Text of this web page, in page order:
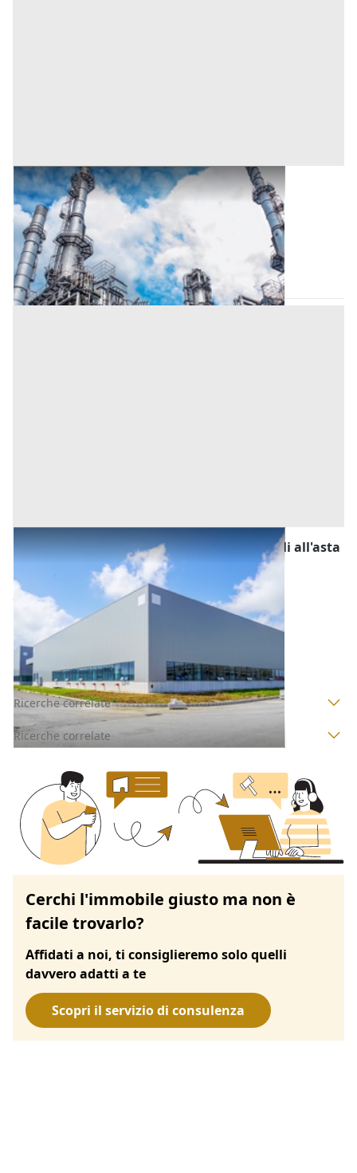
Opificio Industriale all'asta a Nuoro
Tortolì (Nuoro)
Offerta minima
6.621.192,37 € 8.828.256,50 €
Codice asta:CT142422
Asta chiusa
Fabbricati Costruiti per Esigenze Industriali all'asta
a Nuoro
Tortolì (Nuoro)
Offerta minima
380.065 €
Codice asta:
Asta chiusa
Ricerche correlate
Ricerche correlate
Cerchi l'immobile giusto ma non è
facile trovarlo?
Affidati a noi, ti consiglieremo solo quelli
davvero adatti a te
Scopri il servizio di consulenza